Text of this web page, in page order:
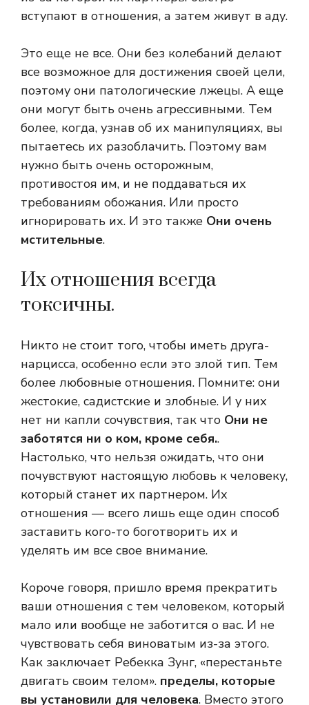
вступают в отношения, а затем живут в аду.
Это еще не все. Они без колебаний делают
все возможное для достижения своей цели,
поэтому они патологические лжецы. А еще
они могут быть очень агрессивными. Тем
более, когда, узнав об их манипуляциях, вы
пытаетесь их разоблачить. Поэтому вам
нужно быть очень осторожным,
противостоя им, и не поддаваться их
требованиям обожания. Или просто
игнорировать их. И это также Они очень
мстительные.
Их отношения всегда
токсичны.
Никто не стоит того, чтобы иметь друга-
нарцисса, особенно если это злой тип. Тем
более любовные отношения. Помните: они
жестокие, садистские и злобные. И у них
нет ни капли сочувствия, так что Они не
заботятся ни о ком, кроме себя..
Настолько, что нельзя ожидать, что они
почувствуют настоящую любовь к человеку,
который станет их партнером. Их
отношения — всего лишь еще один способ
заставить кого-то боготворить их и
уделять им все свое внимание.
Короче говоря, пришло время прекратить
ваши отношения с тем человеком, который
мало или вообще не заботится о вас. И не
чувствовать себя виноватым из-за этого.
Как заключает Ребекка Зунг, «перестаньте
двигать своим телом». пределы, которые
вы установили для человека. Вместо этого